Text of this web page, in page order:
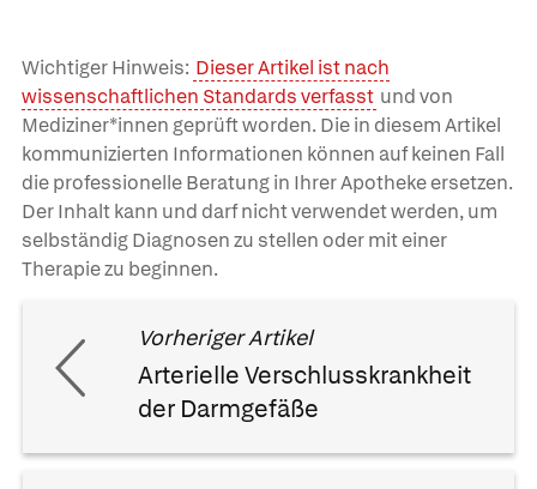
Wichtiger Hinweis: Dieser Artikel ist nach
wissenschaftlichen Standards verfasst und von
Mediziner*innen geprüft worden. Die in diesem Artikel
kommunizierten Informationen können auf keinen Fall
die professionelle Beratung in Ihrer Apotheke ersetzen.
Der Inhalt kann und darf nicht verwendet werden, um
selbständig Diagnosen zu stellen oder mit einer
Therapie zu beginnen.
Vorheriger Artikel
Arterielle Verschlusskrankheit
der Darmgefäße